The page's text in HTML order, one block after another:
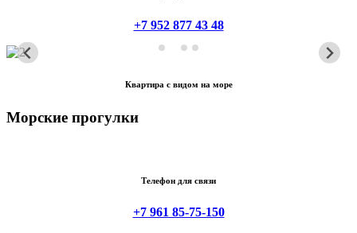
+7 952 877 43 48
Квартира с видом на море
Морские прогулки
Телефон для связи
+7 961 85-75-150